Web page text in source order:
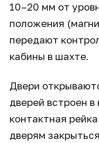
10–20 мм от
положения
передают
кабины в шахте.
Двери
дверей встроен
контактная
дверям